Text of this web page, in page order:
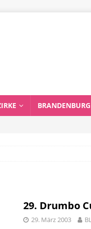
BRANDENBURG
29. Drumbo
29. März 2003